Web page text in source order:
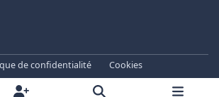
de confidentialité
Cookies
- Forum Libre depuis 2003